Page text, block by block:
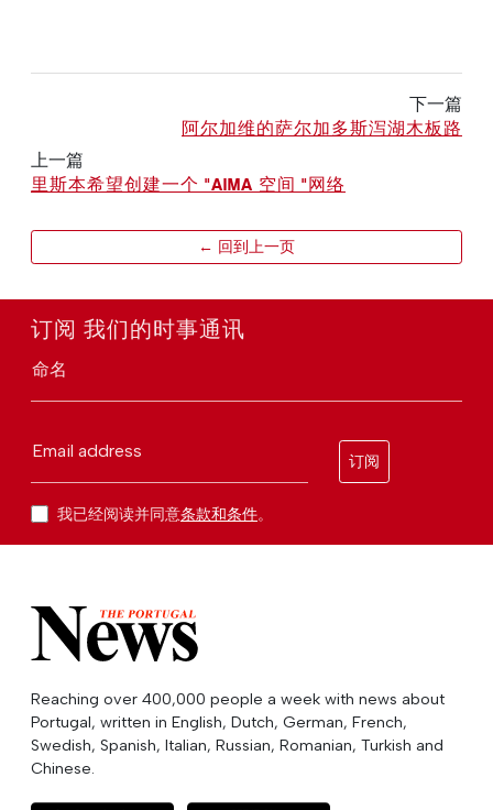
下一篇
阿尔加维的萨尔加多斯泻湖木板路
上一篇
里斯本希望创建一个 "AIMA 空间 "网络
← 回到上一页
订阅 我们的时事通讯
命名
Email address
订阅
我已经阅读并同意条款和条件。
Reaching over 400,000 people a week with news about
Portugal, written in English, Dutch, German, French,
Swedish, Spanish, Italian, Russian, Romanian, Turkish and
Chinese.